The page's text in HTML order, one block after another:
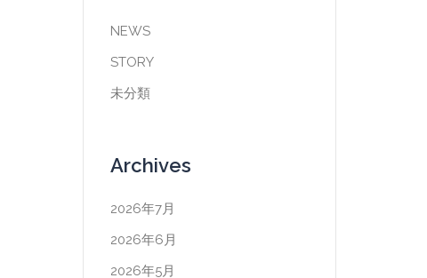
NEWS
STORY
未分類
Archives
2026年7月
2026年6月
2026年5月